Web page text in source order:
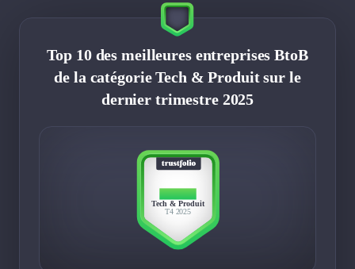
Top 10 des meilleures entreprises BtoB
de la catégorie Tech & Produit sur le
dernier trimestre 2025
TOP 10
Tech & Produit
T4 2025